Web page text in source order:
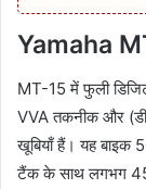
Yamaha
MT-15 में फुली
VVA तकनीक और
खूबियाँ हैं। यह
टैंक के साथ लगभग